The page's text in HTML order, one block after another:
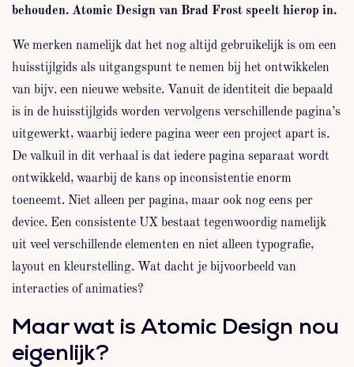
behouden. Atomic Design van Brad Frost speelt hierop in.
We merken namelijk dat het nog altijd gebruikelijk is om een
huisstijlgids als uitgangspunt te nemen bij het ontwikkelen
van bijv. een nieuwe website. Vanuit de identiteit die bepaald
is in de huisstijlgids worden vervolgens verschillende pagina’s
uitgewerkt, waarbij iedere pagina weer een project apart is.
De valkuil in dit verhaal is dat iedere pagina separaat wordt
ontwikkeld, waarbij de kans op inconsistentie enorm
toeneemt. Niet alleen per pagina, maar ook nog eens per
device. Een consistente UX bestaat tegenwoordig namelijk
uit veel verschillende elementen en niet alleen typografie,
layout en kleurstelling. Wat dacht je bijvoorbeeld van
interacties of animaties?
Maar wat is Atomic Design nou
eigenlijk?